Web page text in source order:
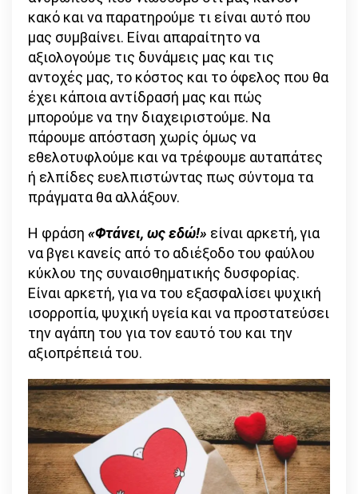
κακό και να παρατηρούμε τι είναι αυτό που
μας συμβαίνει. Είναι απαραίτητο να
αξιολογούμε τις δυνάμεις μας και τις
αντοχές μας, το κόστος και το όφελος που θα
έχει κάποια αντίδρασή μας και πώς
μπορούμε να την διαχειριστούμε. Να
πάρουμε απόσταση χωρίς όμως να
εθελοτυφλούμε και να τρέφουμε αυταπάτες
ή ελπίδες ευελπιστώντας πως σύντομα τα
πράγματα θα αλλάξουν.
Η φράση «Φτάνει, ως εδώ!» είναι αρκετή, για
να βγει κανείς από το αδιέξοδο του φαύλου
κύκλου της συναισθηματικής δυσφορίας.
Είναι αρκετή, για να του εξασφαλίσει ψυχική
ισορροπία, ψυχική υγεία και να προστατεύσει
την αγάπη του για τον εαυτό του και την
αξιοπρέπειά του.